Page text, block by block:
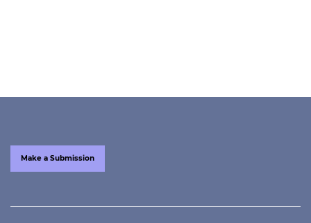
Make a Submission